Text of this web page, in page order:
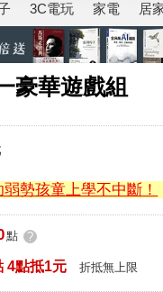
3C電玩 家電 居
豪華遊戲組
勢孩童上學不中斷！
點 ?
4點抵1元 折抵無上限